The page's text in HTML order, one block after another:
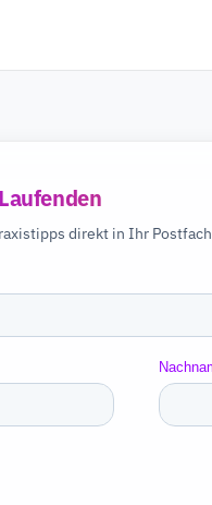
direkt in Ihr Postfach